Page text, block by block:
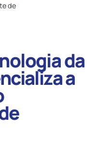
de
da
a